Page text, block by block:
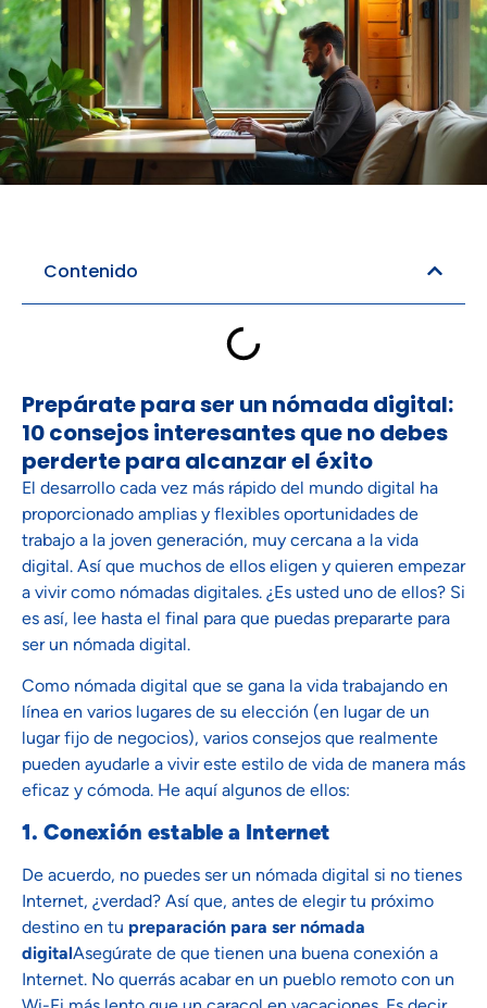
Contenido
Prepárate para ser un nómada digital:
10 consejos interesantes que no debes
perderte para alcanzar el éxito
El desarrollo cada vez más rápido del mundo digital ha
proporcionado amplias y flexibles oportunidades de
trabajo a la joven generación, muy cercana a la vida
digital. Así que muchos de ellos eligen y quieren empezar
a vivir como nómadas digitales. ¿Es usted uno de ellos? Si
es así, lee hasta el final para que puedas prepararte para
ser un nómada digital.
Como nómada digital que se gana la vida trabajando en
línea en varios lugares de su elección (en lugar de un
lugar fijo de negocios), varios consejos que realmente
pueden ayudarle a vivir este estilo de vida de manera más
eficaz y cómoda. He aquí algunos de ellos:
1. Conexión estable a Internet
De acuerdo, no puedes ser un nómada digital si no tienes
Internet, ¿verdad? Así que, antes de elegir tu próximo
destino en tu preparación para ser nómada
digitalAsegúrate de que tienen una buena conexión a
Internet. No querrás acabar en un pueblo remoto con un